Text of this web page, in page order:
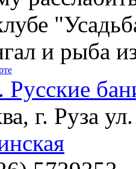
и рыба
Русские
г. Руза